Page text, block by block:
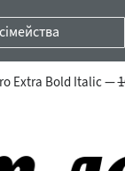
Extra Bold Italic —